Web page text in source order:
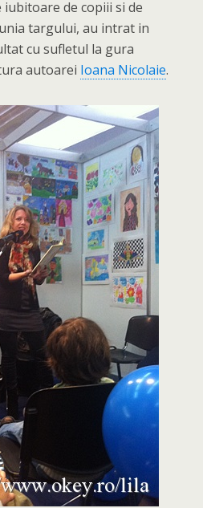
de copiii si de
targului, au intrat in
cu sufletul la gura
autoarei Ioana Nicolaie.